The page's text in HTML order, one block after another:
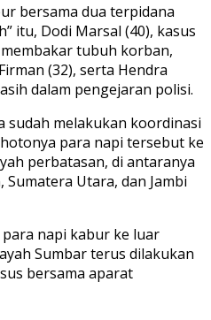
bersama dua terpidana
itu, Dodi Marsal (40), kasus
tubuh korban,
(32), serta Hendra
dalam pengejaran polisi.
sudah melakukan koordinasi
para napi tersebut ke
perbatasan, di antaranya
Sumatera Utara, dan Jambi
napi kabur ke luar
Sumbar terus dilakukan
bersama aparat